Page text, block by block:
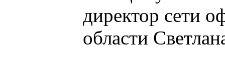
директор сети
области